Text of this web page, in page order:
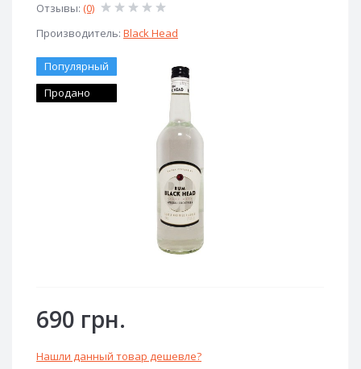
Отзывы: (0)
Производитель: Black Head
Популярный
Продано
690 грн.
Нашли данный товар дешевле?